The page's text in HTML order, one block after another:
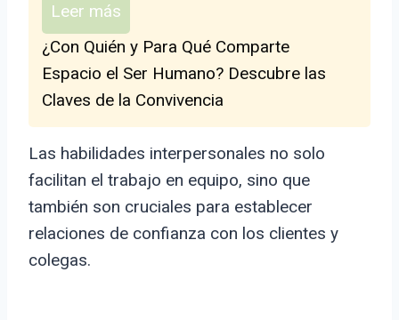
Leer más
¿Con Quién y Para Qué Comparte
Espacio el Ser Humano? Descubre las
Claves de la Convivencia
Las habilidades interpersonales no solo
facilitan el trabajo en equipo, sino que
también son cruciales para establecer
relaciones de confianza con los clientes y
colegas.